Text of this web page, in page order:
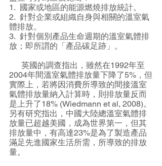
1. 國家或地區的能源燃燒排放統計。
2. 針對企業或組織自身與相關的溫室氣
體排放。
3. 針對個別產品生命週期的溫室氣體排
放；即所謂的「產品碳足跡」。
英國的調查指出，雖然在1992年至
2004年間溫室氣體排放量下降了5%，但
實際上，若將因消費所導致的間接溫室
氣體排放量納入計算時，則排放量反而
是上升了18% (Wiedmann et al, 2008)。
另有研究指出，中國大陸總溫室氣體排
放量已超越美國，成為世界第一，但其
排放量中，有高達23%是為了製造產品
滿足先進國家生活所需，所導致的排放
量。